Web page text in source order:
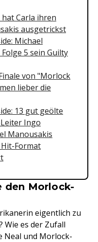
Carla ihren
ausgetrickst
Michael
5 sein Guilty
von "Morlock
lieber die
13 gut geölte
Ingo
Manousakis
Format
den Morlock-
eigentlich zu
? Wie es der Zufall
Neal und Morlock-